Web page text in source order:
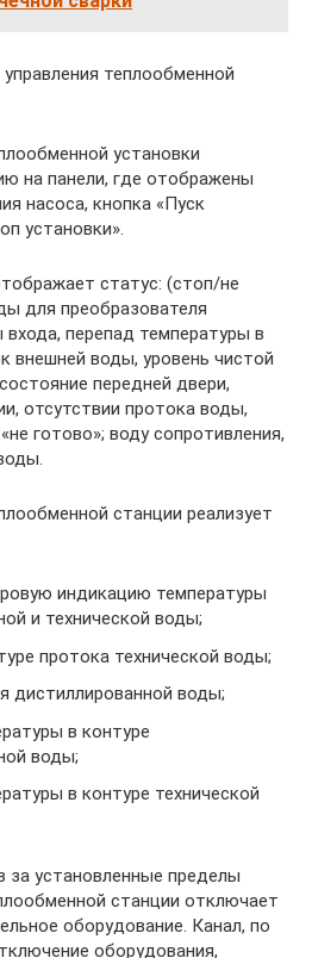
теплообменной
установки
на панели, где отображены
насоса, кнопка «Пуск
установки».
статус: (стоп/не
для преобразователя
перепад температуры в
внешней воды, уровень чистой
передней двери,
отсутствии протока воды,
готово»; воду сопротивления,
станции реализует
индикацию температуры
и технической воды;
протока технической воды;
дистиллированной воды;
в контуре
воды;
в контуре технической
за установленные пределы
станции отключает
оборудование. Канал, по
оборудования,